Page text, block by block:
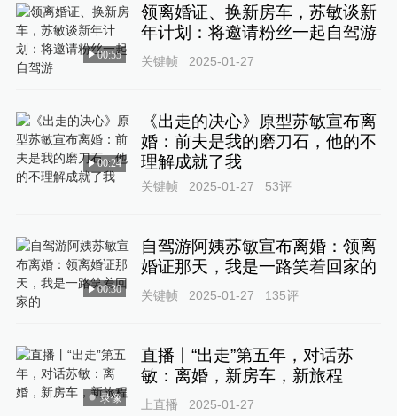
00:55
领离婚证、换新房车，苏敏谈新
年计划：将邀请粉丝一起自驾游
关键帧 2025-01-27
00:24
《出走的决心》原型苏敏宣布离
婚：前夫是我的磨刀石，他的不
理解成就了我
关键帧 2025-01-27 53评
00:30
自驾游阿姨苏敏宣布离婚：领离
婚证那天，我是一路笑着回家的
关键帧 2025-01-27 135评
录像
直播丨“出走”第五年，对话苏
敏：离婚，新房车，新旅程
上直播 2025-01-27